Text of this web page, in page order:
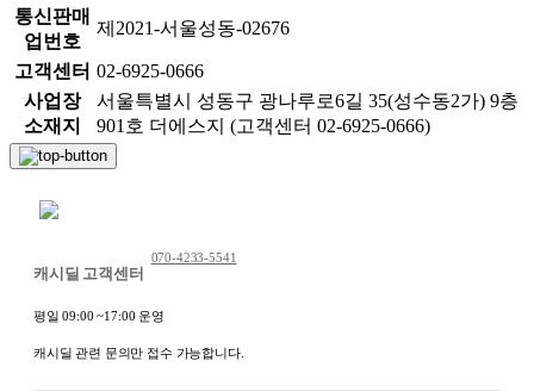
통신판매
업번호
제2021-서울성동-02676
고객센터 02-6925-0666
사업장
소재지
서울특별시 성동구 광나루로6길 35(성수동2가) 9층
901호 더에스지 (고객센터 02-6925-0666)
캐시딜 고객센터
070-4233-5541
평일 09:00 ~17:00 운영
캐시딜 관련 문의만 접수 가능합니다.